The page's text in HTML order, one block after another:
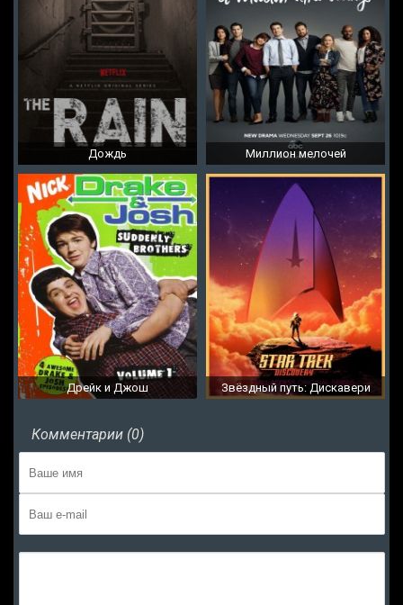
Дождь Миллион мелочей
Дрейк и Джош Звёздный путь: Дискавери
Комментарии (0)